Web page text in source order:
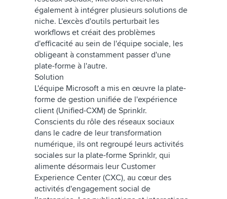
également à intégrer plusieurs solutions de
niche. L'excès d'outils perturbait les
workflows et créait des problèmes
d'efficacité au sein de l'équipe sociale, les
obligeant à constamment passer d'une
plate-forme à l'autre.
Solution
L'équipe Microsoft a mis en œuvre la plate-
forme de gestion unifiée de l'expérience
client (Unified-CXM) de Sprinklr.
Conscients du rôle des réseaux sociaux
dans le cadre de leur transformation
numérique, ils ont regroupé leurs activités
sociales sur la plate-forme Sprinklr, qui
alimente désormais leur Customer
Experience Center (CXC), au cœur des
activités d'engagement social de